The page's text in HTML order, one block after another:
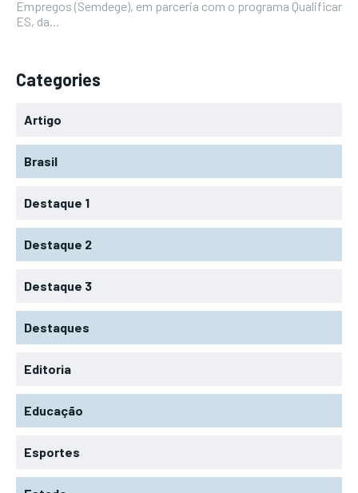
Empregos (Semdege), em parceria com o programa Qualificar
ES, da...
Categories
Artigo
Brasil
Destaque 1
Destaque 2
Destaque 3
Destaques
Editoria
Educação
Esportes